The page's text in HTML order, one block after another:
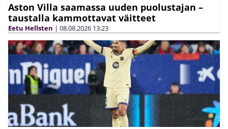
Aston Villa saamassa uuden puolustajan –
taustalla kammottavat väitteet
Eetu Hellsten | 08.08.2026 13:23